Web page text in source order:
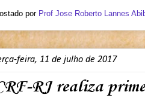
por Prof Jose Roberto Lannes
feira, 11 de julho de 2017
RJ realiza